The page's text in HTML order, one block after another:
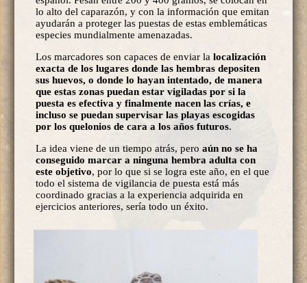
lo alto del caparazón, y con la información que emitan
ayudarán a proteger las puestas de estas emblemáticas
especies mundialmente amenazadas.
Los marcadores son capaces de enviar la localización
exacta de los lugares donde las hembras depositen
sus huevos, o donde lo hayan intentado, de manera
que estas zonas puedan estar vigiladas por si la
puesta es efectiva y finalmente nacen las crías, e
incluso se puedan supervisar las playas escogidas
por los quelonios de cara a los años futuros.
La idea viene de un tiempo atrás, pero aún no se ha
conseguido marcar a ninguna hembra adulta con
este objetivo, por lo que si se logra este año, en el que
todo el sistema de vigilancia de puesta está más
coordinado gracias a la experiencia adquirida en
ejercicios anteriores, sería todo un éxito.